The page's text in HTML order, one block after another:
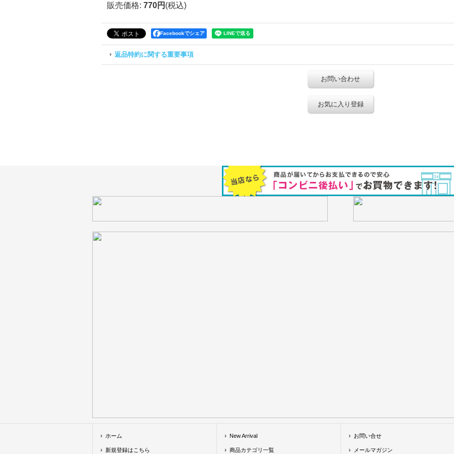
販売価格: 770円 (税込)
Facebookでシェア
返品特約に関する重要事項
お問い合わせ
お気に入り登録
ホーム
新規登録はこちら
New Arrival
商品カテゴリ一覧
お問い合せ
メールマガジン